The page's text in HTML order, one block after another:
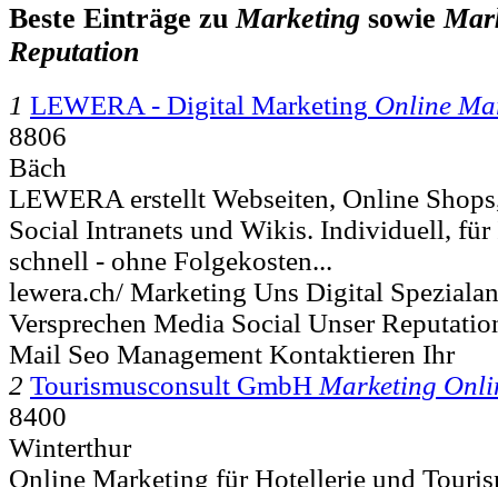
Beste Einträge zuMarketing sowie
Reputation
1 LEWERA - Digital Marketing Online
8806
Bäch
LEWERA erstellt Webseiten, Online
Social Intranets und Wikis. Individuell, für
schnell - ohne Folgekosten...
lewera.ch/ Marketing Uns Digital
Versprechen Media Social Unser
Mail Seo Management Kontaktieren Ihr
2 Tourismusconsult GmbH Marketing
8400
Winterthur
Online Marketing für Hotellerie und